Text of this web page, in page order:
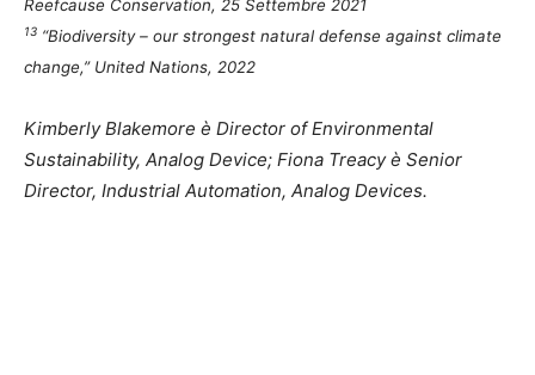
Reefcause Conservation, 25 Settembre 2021
13 “Biodiversity – our strongest natural defense against climate
change,” United Nations, 2022
Kimberly Blakemore è Director of Environmental
Sustainability, Analog Device; Fiona Treacy è Senior
Director, Industrial Automation, Analog Devices.